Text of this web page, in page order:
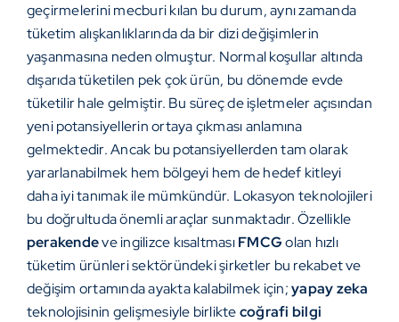
geçirmelerini mecburi kılan bu durum, aynı zamanda
tüketim alışkanlıklarında da bir dizi değişimlerin
yaşanmasına neden olmuştur. Normal koşullar altında
dışarıda tüketilen pek çok ürün, bu dönemde evde
tüketilir hale gelmiştir. Bu süreç de işletmeler açısından
yeni potansiyellerin ortaya çıkması anlamına
gelmektedir. Ancak bu potansiyellerden tam olarak
yararlanabilmek hem bölgeyi hem de hedef kitleyi
daha iyi tanımak ile mümkündür. Lokasyon teknolojileri
bu doğrultuda önemli araçlar sunmaktadır. Özellikle
perakendeve ingilizce kısaltmasıFMCGolan hızlı
tüketim ürünleri sektöründeki şirketler bu rekabet ve
değişim ortamında ayakta kalabilmek için;yapay zeka
teknolojisinin gelişmesiyle birliktecoğrafi bilgi